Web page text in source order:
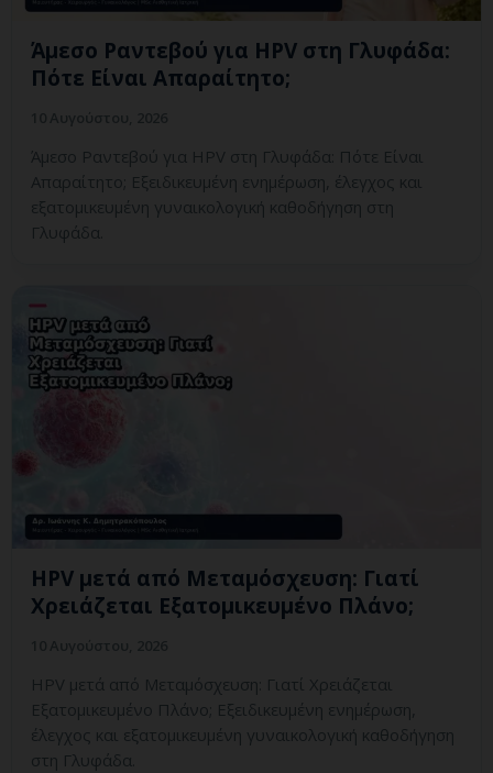
Άμεσο Ραντεβού για HPV στη Γλυφάδα:
Πότε Είναι Απαραίτητο;
Άμεσο Ραντεβού για HPV στη Γλυφάδα: Πότε Είναι
Απαραίτητο; Εξειδικευμένη ενημέρωση, έλεγχος και
εξατομικευμένη γυναικολογική καθοδήγηση στη
Γλυφάδα.
HPV μετά από Μεταμόσχευση: Γιατί
Χρειάζεται Εξατομικευμένο Πλάνο;
HPV μετά από Μεταμόσχευση: Γιατί Χρειάζεται
Εξατομικευμένο Πλάνο; Εξειδικευμένη ενημέρωση,
έλεγχος και εξατομικευμένη γυναικολογική καθοδήγηση
στη Γλυφάδα.